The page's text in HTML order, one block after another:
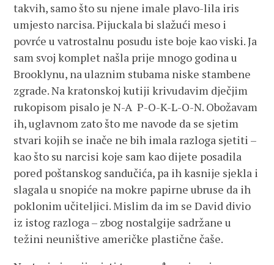
takvih, samo što su njene imale plavo-lila iris
umjesto narcisa. Pijuckala bi slažući meso i
povrće u vatrostalnu posudu iste boje kao viski. Ja
sam svoj komplet našla prije mnogo godina u
Brooklynu, na ulaznim stubama niske stambene
zgrade. Na kratonskoj kutiji krivudavim dječjim
rukopisom pisalo je N-A P-O-K-L-O-N. Obožavam
ih, uglavnom zato što me navode da se sjetim
stvari kojih se inače ne bih imala razloga sjetiti –
kao što su narcisi koje sam kao dijete posadila
pored poštanskog sandučića, pa ih kasnije sjekla i
slagala u snopiće na mokre papirne ubruse da ih
poklonim učiteljici. Mislim da im se David divio
iz istog razloga – zbog nostalgije sadržane u
težini neuništive američke plastične čaše.